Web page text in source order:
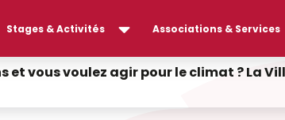
Stages & Activités Associations & Services
et vous voulez agir pour le climat ? La